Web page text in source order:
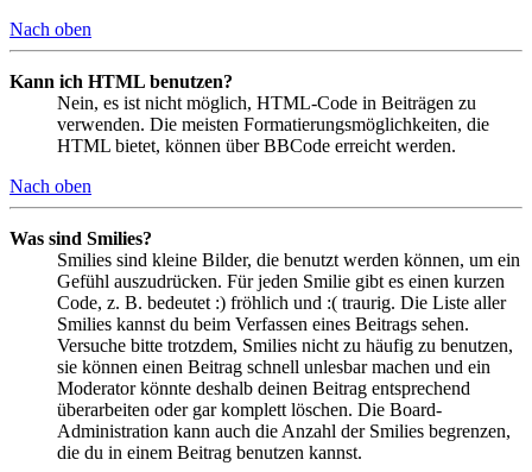
Nach oben
Kann ich HTML benutzen?
Nein, es ist nicht möglich, HTML-Code in Beiträgen zu
verwenden. Die meisten Formatierungsmöglichkeiten, die
HTML bietet, können über BBCode erreicht werden.
Nach oben
Was sind Smilies?
Smilies sind kleine Bilder, die benutzt werden können, um ein
Gefühl auszudrücken. Für jeden Smilie gibt es einen kurzen
Code, z. B. bedeutet :) fröhlich und :( traurig. Die Liste aller
Smilies kannst du beim Verfassen eines Beitrags sehen.
Versuche bitte trotzdem, Smilies nicht zu häufig zu benutzen,
sie können einen Beitrag schnell unlesbar machen und ein
Moderator könnte deshalb deinen Beitrag entsprechend
überarbeiten oder gar komplett löschen. Die Board-
Administration kann auch die Anzahl der Smilies begrenzen,
die du in einem Beitrag benutzen kannst.